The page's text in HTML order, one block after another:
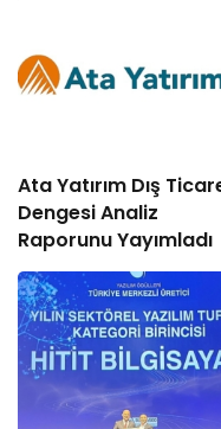
Ata Yatırım Dış
Dengesi Analiz
Raporunu Yayımladı